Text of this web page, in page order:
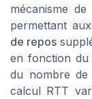
mécanisme de
permettant aux
de repos
en fonction du
du nombre de
calcul RTT